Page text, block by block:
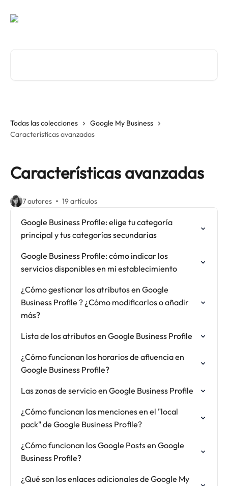
Todas las colecciones
Google My Business
Características avanzadas
Características avanzadas
7 autores 19 artículos
Google Business Profile: elige tu categoría
principal y tus categorías secundarias
Google Business Profile: cómo indicar los
servicios disponibles en mi establecimiento
¿Cómo gestionar los atributos en Google
Business Profile ? ¿Cómo modificarlos o añadir
más?
Lista de los atributos en Google Business Profile
¿Cómo funcionan los horarios de afluencia en
Google Business Profile?
Las zonas de servicio en Google Business Profile
¿Cómo funcionan las menciones en el "local
pack" de Google Business Profile?
¿Cómo funcionan los Google Posts en Google
Business Profile?
¿Qué son los enlaces adicionales de Google My